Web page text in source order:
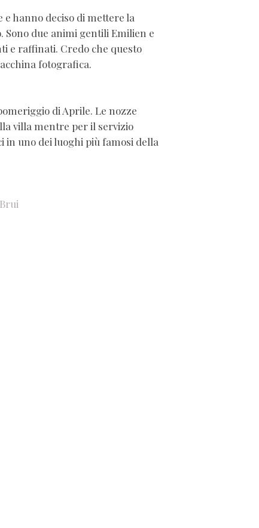
e hanno deciso di mettere la
Sono due animi gentili Emilien e
e raffinati. Credo che questo
fotografica.
di Aprile. Le nozze
villa mentre per il servizio
in uno dei luoghi più famosi della